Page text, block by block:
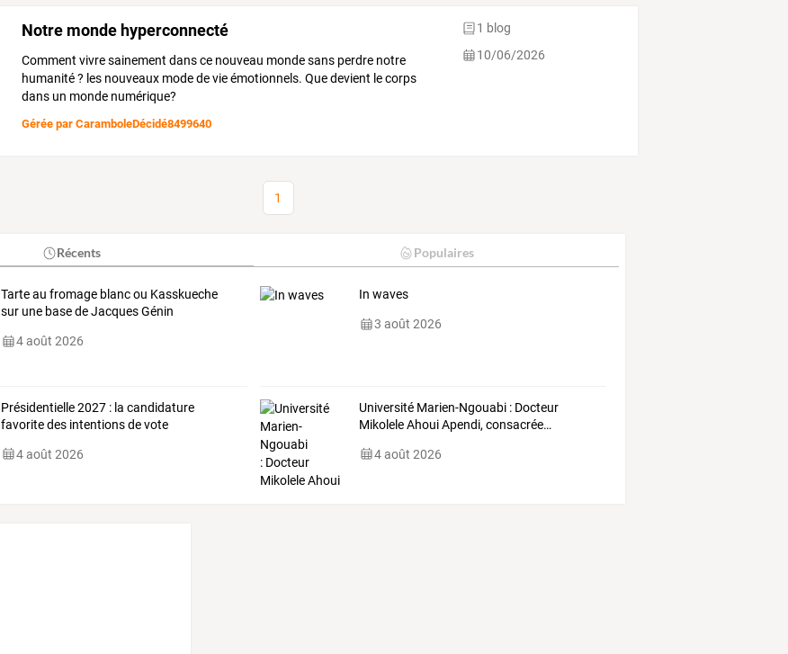
Notre monde hyperconnecté
Comment vivre sainement dans ce nouveau monde sans perdre notre
humanité ? les nouveaux mode de vie émotionnels. Que devient le corps
dans un monde numérique?
Gérée par CaramboleDécidé8499640
1 blog
10/06/2026
1
Récents Populaires
Tarte au fromage blanc ou Kasskueche
sur une base de Jacques Génin
4 août 2026
In waves
3 août 2026
Présidentielle 2027 : la candidature
favorite des intentions de vote
4 août 2026
Université Marien-Ngouabi : Docteur
MikoleleAhouiApendi, consacrée…
4 août 2026